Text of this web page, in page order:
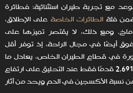
مع تجربة طيران استثنائية؛ فطائرة
فئة الطائرات الخاصة على الإطلاق،
بسرعة قصوى تبلغ 0.95 ماخ. ومع ذلك، لا يقتصر تميزها على
أيضًا في مجال الراحة، إذ توفر أقل
في قطاع الطيران الخاص، يعادل ما
هو عليه الحال على ارتفاع 2,691 قدمًا فقط عند التحليق على ارتفاع
من نسبة الأكسجين في الدم ويحد من آثار